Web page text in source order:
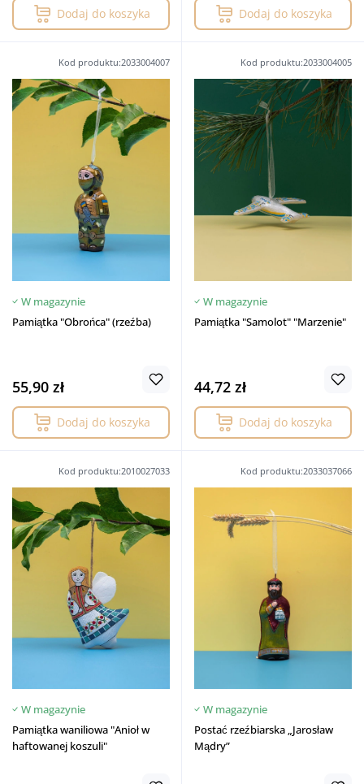
Dodaj do koszyka Dodaj do koszyka
Kod produktu:2033004007
W magazynie
Pamiątka "Obrońca" (rzeźba)
55,90 zł
Dodaj do koszyka
Kod produktu:2033004005
W magazynie
Pamiątka "Samolot" "Marzenie"
44,72 zł
Dodaj do koszyka
Kod produktu:2010027033
W magazynie
Pamiątka waniliowa "Anioł w
haftowanej koszuli"
Kod produktu:2033037066
W magazynie
Postać rzeźbiarska „Jarosław
Mądry”